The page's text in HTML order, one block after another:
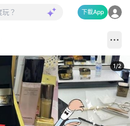
下載App
1/2